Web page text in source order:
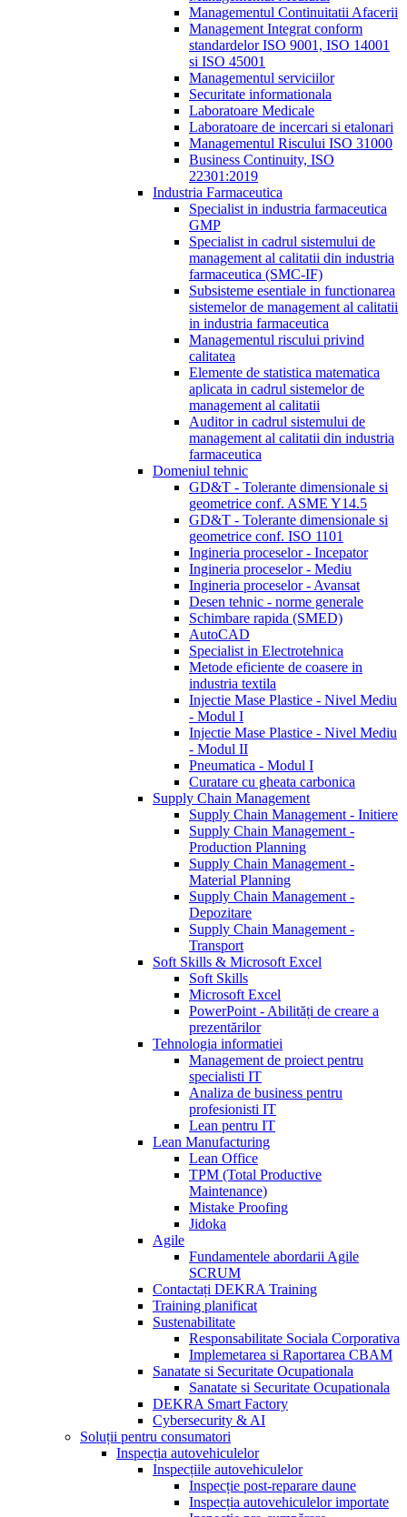
Managementul Continuitatii Afacerii
Management Integrat conform
standardelor ISO 9001, ISO 14001
si ISO 45001
Managementul serviciilor
Securitate informationala
Laboratoare Medicale
Laboratoare de incercari si etalonari
Managementul Riscului ISO 31000
Business Continuity, ISO
22301:2019
Industria Farmaceutica
Specialist in industria farmaceutica
GMP
Specialist in cadrul sistemului de
management al calitatii din industria
farmaceutica (SMC-IF)
Subsisteme esentiale in functionarea
sistemelor de management al calitatii
in industria farmaceutica
Managementul riscului privind
calitatea
Elemente de statistica matematica
aplicata in cadrul sistemelor de
management al calitatii
Auditor in cadrul sistemului de
management al calitatii din industria
farmaceutica
Domeniul tehnic
GD&T - Tolerante dimensionale si
geometrice conf. ASME Y14.5
GD&T - Tolerante dimensionale si
geometrice conf. ISO 1101
Ingineria proceselor - Incepator
Ingineria proceselor - Mediu
Ingineria proceselor - Avansat
Desen tehnic - norme generale
Schimbare rapida (SMED)
AutoCAD
Specialist in Electrotehnica
Metode eficiente de coasere in
industria textila
Injectie Mase Plastice - Nivel Mediu
- Modul I
Injectie Mase Plastice - Nivel Mediu
- Modul II
Pneumatica - Modul I
Curatare cu gheata carbonica
Supply Chain Management
Supply Chain Management - Initiere
Supply Chain Management -
Production Planning
Supply Chain Management -
Material Planning
Supply Chain Management -
Depozitare
Supply Chain Management -
Transport
Soft Skills & Microsoft Excel
Soft Skills
Microsoft Excel
PowerPoint - Abilități de creare a
prezentărilor
Tehnologia informatiei
Management de proiect pentru
specialisti IT
Analiza de business pentru
profesionisti IT
Lean pentru IT
Lean Manufacturing
Lean Office
TPM (Total Productive
Maintenance)
Mistake Proofing
Jidoka
Agile
Fundamentele abordarii Agile
SCRUM
Contactați DEKRA Training
Training planificat
Sustenabilitate
Responsabilitate Sociala Corporativa
Implemetarea si Raportarea CBAM
Sanatate si Securitate Ocupationala
Sanatate si Securitate Ocupationala
DEKRA Smart Factory
Cybersecurity & AI
Soluții pentru consumatori
Inspecția autovehiculelor
Inspecțiile autovehiculelor
Inspecție post-reparare daune
Inspecția autovehiculelor importate